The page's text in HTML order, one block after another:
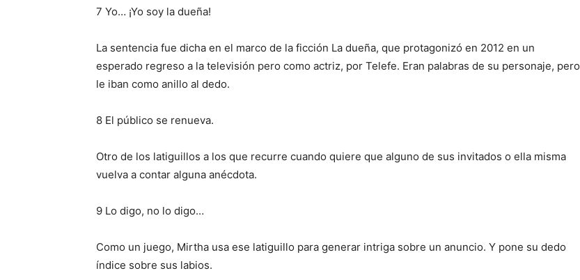
7 Yo… ¡Yo soy la dueña!
La sentencia ​fue dicha en el marco de la ficción La dueña, que protagonizó en 2012 en un
esperado regreso a la televisión pero como actriz, por Telefe. Eran palabras de su personaje, pero
le iban como anillo al dedo.
8 El público se renueva.
Otro de los latiguillos a los que recurre cuando ​quiere que alguno de sus invitados o ella misma
vuelva a contar alguna anécdota.
9 Lo digo, no lo digo…
Como un juego, ​Mirtha usa ese latiguillo para generar intriga sobre un anuncio. Y pone su dedo
índice sobre sus labios.